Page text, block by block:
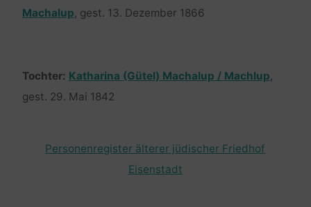
Machalup, gest. 13. Dezember 1866
Tochter: Katharina (Gütel) Machalup / Machlup,
gest. 29. Mai 1842
Personenregister älterer jüdischer Friedhof
Eisenstadt